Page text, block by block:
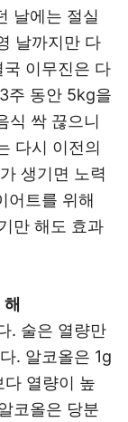
날에는 절실
날까지만 다
이무진은 다
주 동안 5kg을
식 싹 끊으니
다시 이전의
생기면 노력
어트를 위해
만 해도 효과
. 술은 열량만
. 알코올은 1g
열량이 높
코올은 당분